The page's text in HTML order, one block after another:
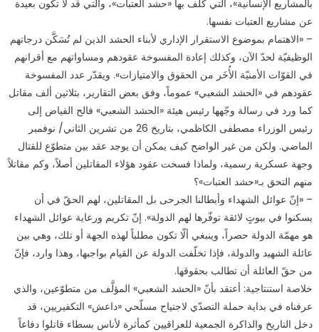
بالمشاريع الإنسانية»، التي كُلّف بها «حشد العتبات»، والتي قد لا تكون بعيدة
عن مشاريع العتبات نفسها.
– «الاهتمام بموضوع الاستقرار الإداري لأبناء الحشد الذين لم تُسَكَّن درجاتهم
الوظيفيّة لحدّ الآن، وكذلك إعادة المفسوخة عقودهم ومساواتهم مع أقرانهم
في القوّات الأمنيّة الأُخَر من الحقوق والامتيازات». ويقدّر عدد المفسوخة
عقودهم في «الحشد الشعبي» عموماً، وفق بعض التقارير، بثلاثين ألف مقاتل
كما ورد في رسالة وجّهها رئيس هيئة «الحشد الشعبي» فالح الفياض إلى
رئيس الوزراء مصطفى الكاظمي، بتاريخ 26 من تشرين الثاني/ نوفمبر
الماضي. ولكن من غير الواضح كيف يمكن أن يوجد عقد بين متطوّع للقتال
وجهة عسكرية رسمية، ولماذا فسخت عقود هؤلاء المقاتلين أصلاً، وكم مقاتلاً
منهم التحق بـ«حشد العتبات»؟
– «إنّ عوائل الشهداء وأبطالنا الجرحى بل المقاتلين، لهم الحقّ في أن
يسكنوا في بيوتٍ لائقة توفّرها لهم الدولة». إنّ تكريم ورعاية عوائل الشهداء
هو مهمّة الدولة حصراً، وينبغي ألّا تكون مطلباً لهذه الجهة أو تلك، وهي بين
عائلة الشهيد والدولة، فإذا تخلّفت الدولة عن القيام بواجبها، وهذا وارد، فإنّ
من حقّ العائلة أن تطالب بحقوقها.
خلاصة استنتاجية: أعتقد بأنّ «الحشد الشعبي» المؤلَّف من متطوّعين، والذي
عرفناه في بداية حملة التصدّي لاجتياح مسلّحي «داعش» التكفيريين، قد
دخل التاريخ والذاكرة الجمعية للعراقيين كمأثرة لأناس بسطاء قاتلوا دفاعاً